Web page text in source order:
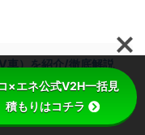
車）を紹介/徹底解説
×エネ公式V2H一括見
積もりはコチラ